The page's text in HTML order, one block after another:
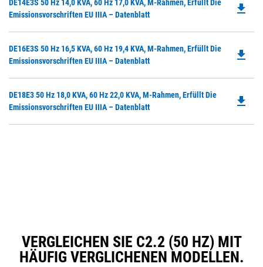
DE14E3S 50 Hz 14,0 KVA, 60 Hz 17,0 KVA, M-Rahmen, Erfüllt Die
Emissionsvorschriften EU IIIA – Datenblatt
file_download
DE16E3S 50 Hz 16,5 KVA, 60 Hz 19,4 KVA, M-Rahmen, Erfüllt Die
Emissionsvorschriften EU IIIA – Datenblatt
file_download
DE18E3 50 Hz 18,0 KVA, 60 Hz 22,0 KVA, M-Rahmen, Erfüllt Die
Emissionsvorschriften EU IIIA – Datenblatt
file_download
VERGLEICHEN SIE C2.2 (50 HZ) MIT
HÄUFIG VERGLICHENEN MODELLEN.